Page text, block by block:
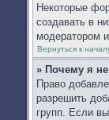
Некоторые
создавать в
модератором
Вернуться к
» Почему я
Право
разрешить
групп. Если